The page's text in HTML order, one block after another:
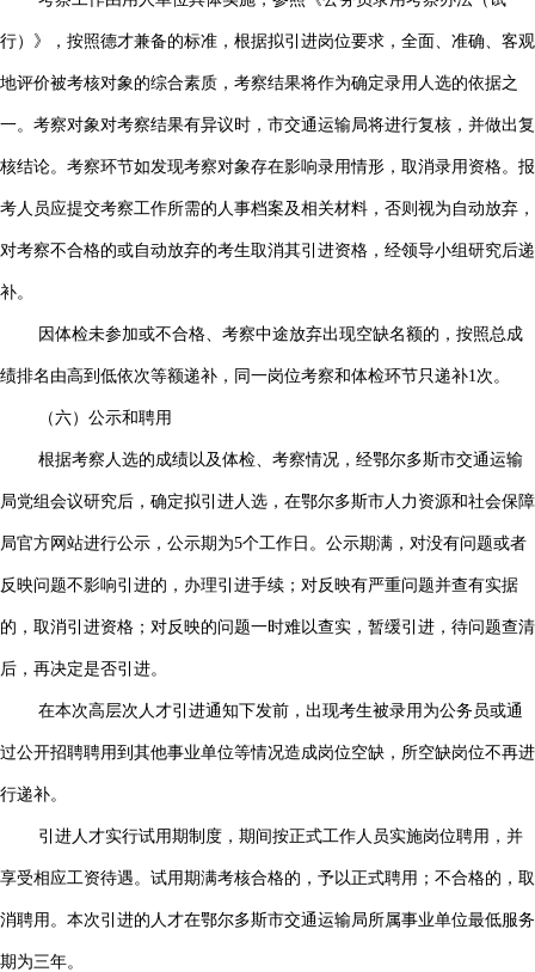
行）》，按照德才兼备的标准，根据拟引进岗位要求，全面、准确、客观
地评价被考核对象的综合素质，考察结果将作为确定录用人选的依据之
一。考察对象对考察结果有异议时，市交通运输局将进行复核，并做出复
核结论。考察环节如发现考察对象存在影响录用情形，取消录用资格。报
考人员应提交考察工作所需的人事档案及相关材料，否则视为自动放弃，
对考察不合格的或自动放弃的考生取消其引进资格，经领导小组研究后递
补。
因体检未参加或不合格、考察中途放弃出现空缺名额的，按照总成
绩排名由高到低依次等额递补，同一岗位考察和体检环节只递补1次。
（六）公示和聘用
根据考察人选的成绩以及体检、考察情况，经鄂尔多斯市交通运输
局党组会议研究后，确定拟引进人选，在鄂尔多斯市人力资源和社会保障
局官方网站进行公示，公示期为5个工作日。公示期满，对没有问题或者
反映问题不影响引进的，办理引进手续；对反映有严重问题并查有实据
的，取消引进资格；对反映的问题一时难以查实，暂缓引进，待问题查清
后，再决定是否引进。
在本次高层次人才引进通知下发前，出现考生被录用为公务员或通
过公开招聘聘用到其他事业单位等情况造成岗位空缺，所空缺岗位不再进
行递补。
引进人才实行试用期制度，期间按正式工作人员实施岗位聘用，并
享受相应工资待遇。试用期满考核合格的，予以正式聘用；不合格的，取
消聘用。本次引进的人才在鄂尔多斯市交通运输局所属事业单位最低服务
期为三年。